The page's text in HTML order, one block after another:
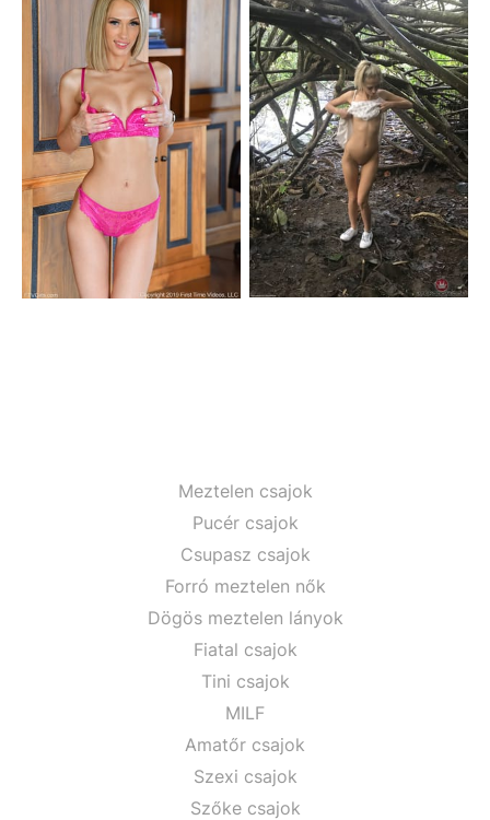
Meztelen csajok
Pucér csajok
Csupasz csajok
Forró meztelen nők
Dögös meztelen lányok
Fiatal csajok
Tini csajok
MILF
Amatőr csajok
Szexi csajok
Szőke csajok